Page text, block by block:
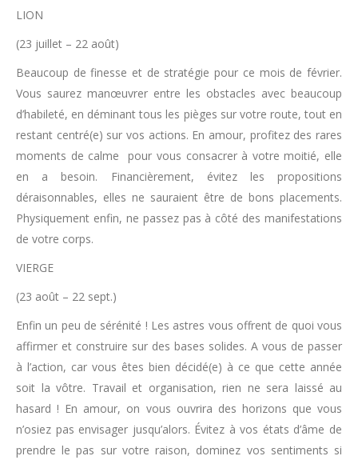
LION
(23 juillet – 22 août)
Beaucoup de finesse et de stratégie pour ce mois de février.
Vous saurez manœuvrer entre les obstacles avec beaucoup
d’habileté, en déminant tous les pièges sur votre route, tout en
restant centré(e) sur vos actions. En amour, profitez des rares
moments de calme pour vous consacrer à votre moitié, elle
en a besoin. Financièrement, évitez les propositions
déraisonnables, elles ne sauraient être de bons placements.
Physiquement enfin, ne passez pas à côté des manifestations
de votre corps.
VIERGE
(23 août – 22 sept.)
Enfin un peu de sérénité ! Les astres vous offrent de quoi vous
affirmer et construire sur des bases solides. A vous de passer
à l’action, car vous êtes bien décidé(e) à ce que cette année
soit la vôtre. Travail et organisation, rien ne sera laissé au
hasard ! En amour, on vous ouvrira des horizons que vous
n’osiez pas envisager jusqu’alors. Évitez à vos états d’âme de
prendre le pas sur votre raison, dominez vos sentiments si